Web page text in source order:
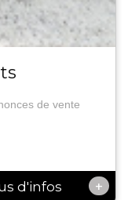
de vente
d'infos +